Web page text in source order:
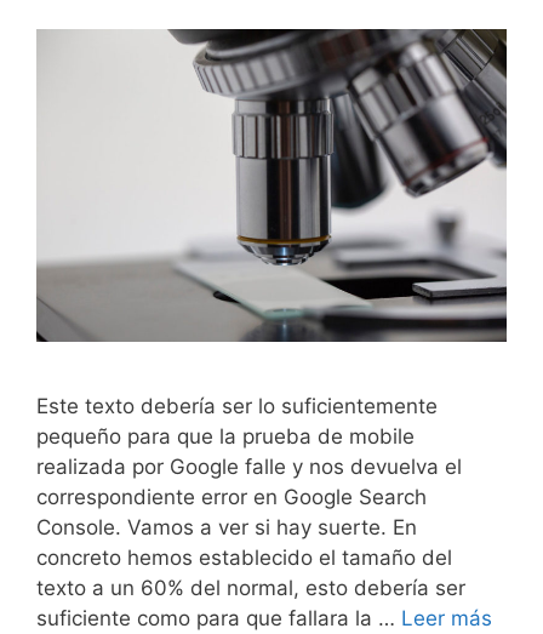
Este texto debería ser lo suficientemente
pequeño para que la prueba de mobile
realizada por Google falle y nos devuelva el
correspondiente error en Google Search
Console. Vamos a ver si hay suerte. En
concreto hemos establecido el tamaño del
texto a un 60% del normal, esto debería ser
suficiente como para que fallara la … Leer más